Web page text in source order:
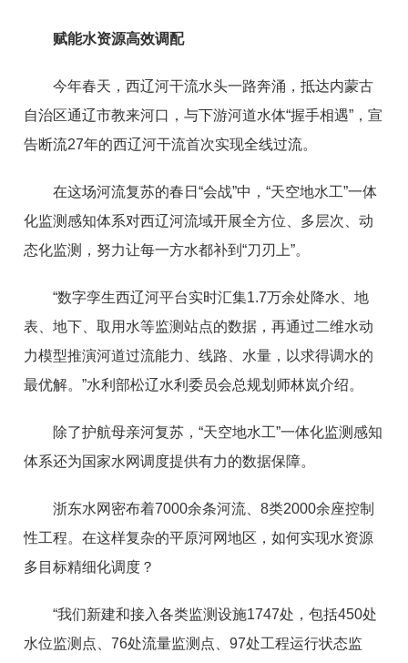
赋能水资源高效调配
今年春天，西辽河干流水头一路奔涌，抵达内蒙古
自治区通辽市教来河口，与下游河道水体“握手相遇”，宣
告断流27年的西辽河干流首次实现全线过流。
在这场河流复苏的春日“会战”中，“天空地水工”一体
化监测感知体系对西辽河流域开展全方位、多层次、动
态化监测，努力让每一方水都补到“刀刃上”。
“数字孪生西辽河平台实时汇集1.7万余处降水、地
表、地下、取用水等监测站点的数据，再通过二维水动
力模型推演河道过流能力、线路、水量，以求得调水的
最优解。”水利部松辽水利委员会总规划师林岚介绍。
除了护航母亲河复苏，“天空地水工”一体化监测感知
体系还为国家水网调度提供有力的数据保障。
浙东水网密布着7000余条河流、8类2000余座控制
性工程。在这样复杂的平原河网地区，如何实现水资源
多目标精细化调度？
“我们新建和接入各类监测设施1747处，包括450处
水位监测点、76处流量监测点、97处工程运行状态监